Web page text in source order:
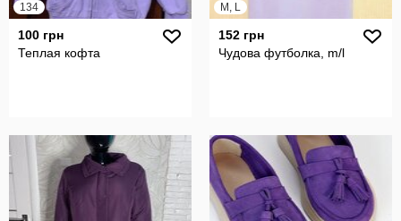
134
100 грн
Теплая кофта
M, L
152 грн
Чудова футболка, m/l